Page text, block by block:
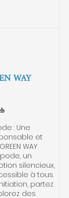
: Une
et
WAY
un
silencieux,
à tous.
partez
des
WAY